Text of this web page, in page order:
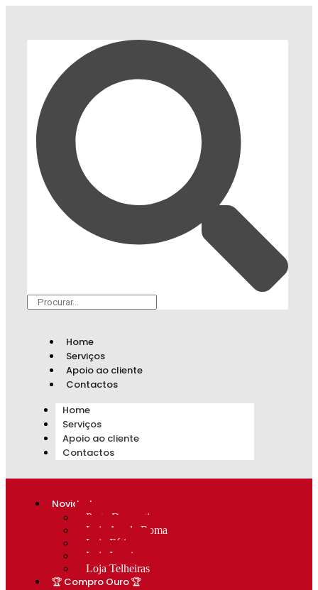
Home
Serviços
Apoio ao cliente
Contactos
Home
Serviços
Apoio ao cliente
Contactos
Novidades
Prata Decorativa
Loja Av. de Roma
Loja Fátima
Loja Lumiar
Loja Telheiras
🏆 Compro Ouro 🏆